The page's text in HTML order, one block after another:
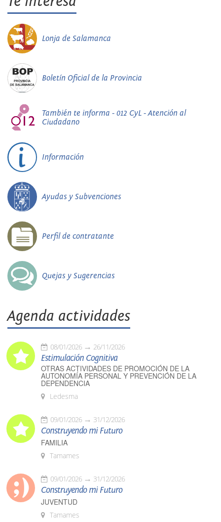
Lonja de Salamanca
Boletín Oficial de la Provincia
También te informa - 012 CyL - Atención al
Ciudadano
Información
Ayudas y Subvenciones
Perfil de contratante
Quejas y Sugerencias
Agenda actividades
08/01/2026 26/11/2026
Estimulación Cognitiva
OTRAS ACTIVIDADES DE PROMOCIÓN DE LA
AUTONOMÍA PERSONAL Y PREVENCIÓN DE LA
DEPENDENCIA
Ledesma
09/01/2026 31/12/2026
Construyendo mi Futuro
FAMILIA
Tamames
09/01/2026 31/12/2026
Construyendo mi Futuro
JUVENTUD
Tamames